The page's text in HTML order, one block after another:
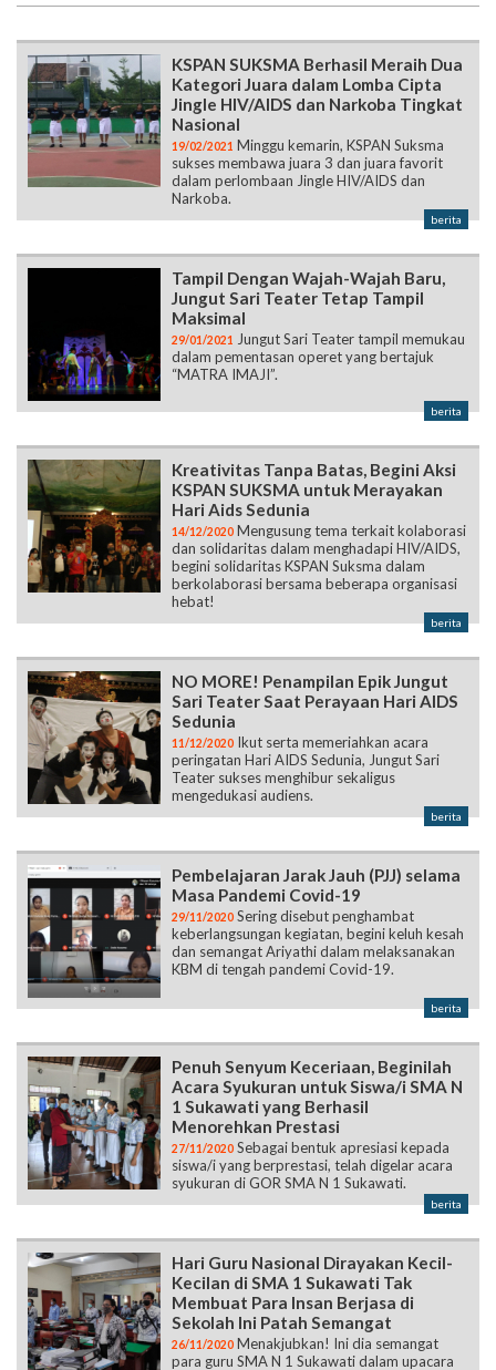
KSPAN SUKSMA Berhasil Meraih Dua
Kategori Juara dalam Lomba Cipta
Jingle HIV/AIDS dan Narkoba Tingkat
Nasional
19/02/2021 Minggu kemarin, KSPAN Suksma
sukses membawa juara 3 dan juara favorit
dalam perlombaan Jingle HIV/AIDS dan
Narkoba.
berita
Tampil Dengan Wajah-Wajah Baru,
Jungut Sari Teater Tetap Tampil
Maksimal
29/01/2021 Jungut Sari Teater tampil memukau
dalam pementasan operet yang bertajuk
“MATRA IMAJI”.
berita
Kreativitas Tanpa Batas, Begini Aksi
KSPAN SUKSMA untuk Merayakan
Hari Aids Sedunia
14/12/2020 Mengusung tema terkait kolaborasi
dan solidaritas dalam menghadapi HIV/AIDS,
begini solidaritas KSPAN Suksma dalam
berkolaborasi bersama beberapa organisasi
hebat!
berita
NO MORE! Penampilan Epik Jungut
Sari Teater Saat Perayaan Hari AIDS
Sedunia
11/12/2020 Ikut serta memeriahkan acara
peringatan Hari AIDS Sedunia, Jungut Sari
Teater sukses menghibur sekaligus
mengedukasi audiens.
berita
Pembelajaran Jarak Jauh (PJJ) selama
Masa Pandemi Covid-19
29/11/2020 Sering disebut penghambat
keberlangsungan kegiatan, begini keluh kesah
dan semangat Ariyathi dalam melaksanakan
KBM di tengah pandemi Covid-19.
berita
Penuh Senyum Keceriaan, Beginilah
Acara Syukuran untuk Siswa/i SMA N
1 Sukawati yang Berhasil
Menorehkan Prestasi
27/11/2020 Sebagai bentuk apresiasi kepada
siswa/i yang berprestasi, telah digelar acara
syukuran di GOR SMA N 1 Sukawati.
berita
Hari Guru Nasional Dirayakan Kecil-
Kecilan di SMA 1 Sukawati Tak
Membuat Para Insan Berjasa di
Sekolah Ini Patah Semangat
26/11/2020 Menakjubkan! Ini dia semangat
para guru SMA N 1 Sukawati dalam upacara